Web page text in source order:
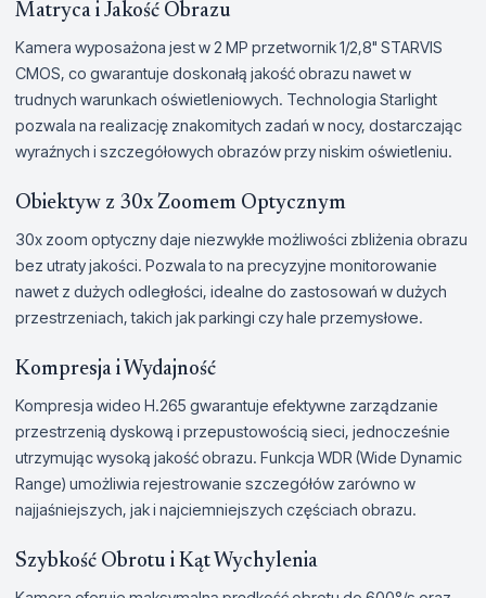
Matryca i Jakość Obrazu
Kamera wyposażona jest w 2 MP przetwornik 1/2,8" STARVIS
CMOS, co gwarantuje doskonałą jakość obrazu nawet w
trudnych warunkach oświetleniowych. Technologia Starlight
pozwala na realizację znakomitych zadań w nocy, dostarczając
wyraźnych i szczegółowych obrazów przy niskim oświetleniu.
Obiektyw z 30x Zoomem Optycznym
30x zoom optyczny daje niezwykłe możliwości zbliżenia obrazu
bez utraty jakości. Pozwala to na precyzyjne monitorowanie
nawet z dużych odległości, idealne do zastosowań w dużych
przestrzeniach, takich jak parkingi czy hale przemysłowe.
Kompresja i Wydajność
Kompresja wideo H.265 gwarantuje efektywne zarządzanie
przestrzenią dyskową i przepustowością sieci, jednocześnie
utrzymując wysoką jakość obrazu. Funkcja WDR (Wide Dynamic
Range) umożliwia rejestrowanie szczegółów zarówno w
najjaśniejszych, jak i najciemniejszych częściach obrazu.
Szybkość Obrotu i Kąt Wychylenia